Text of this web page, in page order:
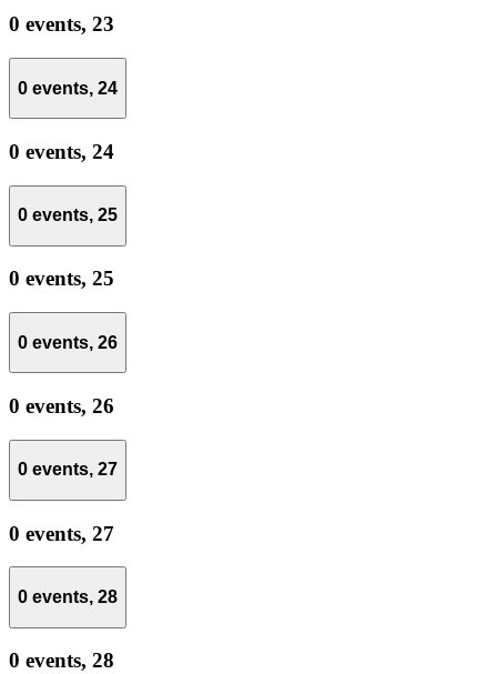
0 events, 23
0 events, 24
0 events, 24
0 events, 25
0 events, 25
0 events, 26
0 events, 26
0 events, 27
0 events, 27
0 events, 28
0 events, 28